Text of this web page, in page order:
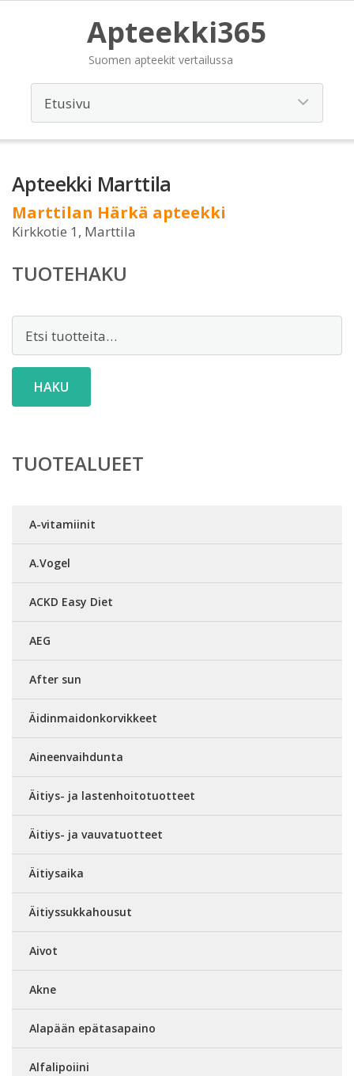
Apteekki365
Suomen apteekit vertailussa
Apteekki Marttila
Marttilan Härkä apteekki
Kirkkotie 1, Marttila
TUOTEHAKU
HAKU
TUOTEALUEET
A-vitamiinit
A.Vogel
ACKD Easy Diet
AEG
After sun
Äidinmaidonkorvikkeet
Aineenvaihdunta
Äitiys- ja lastenhoitotuotteet
Äitiys- ja vauvatuotteet
Äitiysaika
Äitiyssukkahousut
Aivot
Akne
Alapään epätasapaino
Alfalipoiini